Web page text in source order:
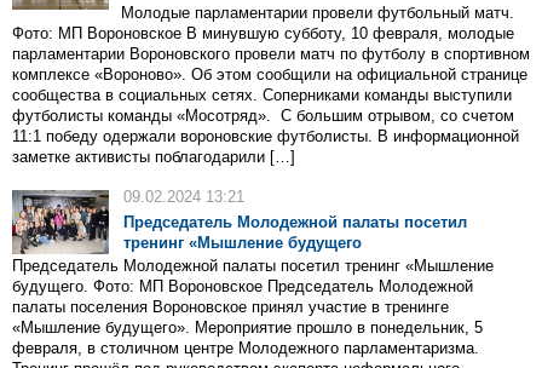
Молодые парламентарии провели футбольный матч.
Фото: МП Вороновское В минувшую субботу, 10 февраля, молодые
парламентарии Вороновского провели матч по футболу в спортивном
комплексе «Вороново». Об этом сообщили на официальной странице
сообщества в социальных сетях. Соперниками команды выступили
футболисты команды «Мосотряд». С большим отрывом, со счетом
11:1 победу одержали вороновские футболисты. В информационной
заметке активисты поблагодарили […]
09.02.2024 13:21
Председатель Молодежной палаты посетил
тренинг «Мышление будущего
Председатель Молодежной палаты посетил тренинг «Мышление
будущего. Фото: МП Вороновское Председатель Молодежной
палаты поселения Вороновское принял участие в тренинге
«Мышление будущего». Мероприятие прошло в понедельник, 5
февраля, в столичном центре Молодежного парламентаризма.